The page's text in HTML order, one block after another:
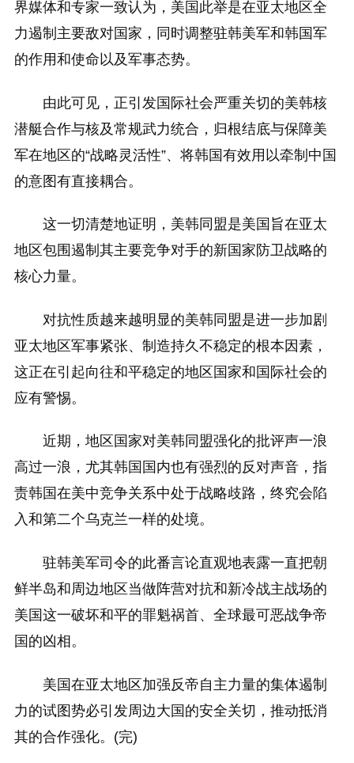
界媒体和专家一致认为，美国此举是在亚太地区全
力遏制主要敌对国家，同时调整驻韩美军和韩国军
的作用和使命以及军事态势。
由此可见，正引发国际社会严重关切的美韩核
潜艇合作与核及常规武力统合，归根结底与保障美
军在地区的“战略灵活性”、将韩国有效用以牵制中国
的意图有直接耦合。
这一切清楚地证明，美韩同盟是美国旨在亚太
地区包围遏制其主要竞争对手的新国家防卫战略的
核心力量。
对抗性质越来越明显的美韩同盟是进一步加剧
亚太地区军事紧张、制造持久不稳定的根本因素，
这正在引起向往和平稳定的地区国家和国际社会的
应有警惕。
近期，地区国家对美韩同盟强化的批评声一浪
高过一浪，尤其韩国国内也有强烈的反对声音，指
责韩国在美中竞争关系中处于战略歧路，终究会陷
入和第二个乌克兰一样的处境。
驻韩美军司令的此番言论直观地表露一直把朝
鲜半岛和周边地区当做阵营对抗和新冷战主战场的
美国这一破坏和平的罪魁祸首、全球最可恶战争帝
国的凶相。
美国在亚太地区加强反帝自主力量的集体遏制
力的试图势必引发周边大国的安全关切，推动抵消
其的合作强化。(完)